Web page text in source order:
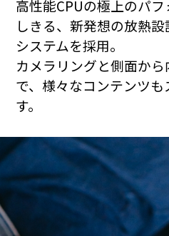
AQUOSマスターガイド
高性能CPUの極上のパ
しきる、新発想の放熱
システムを採用。
カメラリングと側面か
で、様々なコンテンツ
す。